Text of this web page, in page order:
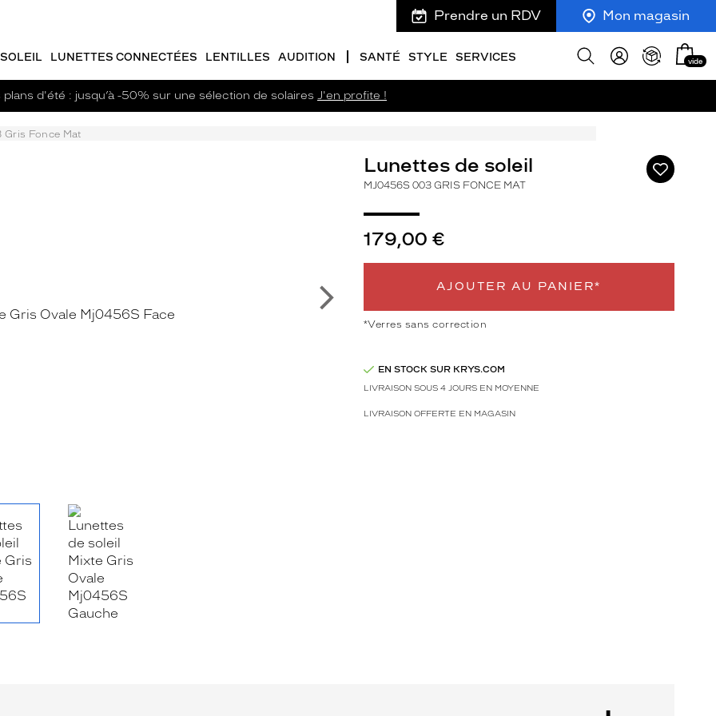
Prendre un RDV Mon magasin
LUNETTES CONNECTÉES LENTILLES AUDITION SANTÉ STYLE SERVICES
Afficher
Mon
panier
vide
plans d'été : jusqu’à -50% sur une sélection de solaires J'en profite !
Gris Fonce Mat
Ajouter
à
Suivant
Lunettes de soleil
MJ0456S 003 GRIS FONCE MAT
179,00 €
AJOUTER AU PANIER*
*Verres sans correction
EN STOCK SUR KRYS.COM
LIVRAISON SOUS 4 JOURS EN MOYENNE
LIVRAISON OFFERTE EN MAGASIN